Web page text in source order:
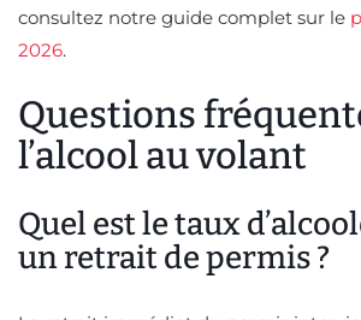
consultez notre guide complet sur le
2026.
Questions
l’alcool au volant
Quel est le taux
un retrait de permis ?